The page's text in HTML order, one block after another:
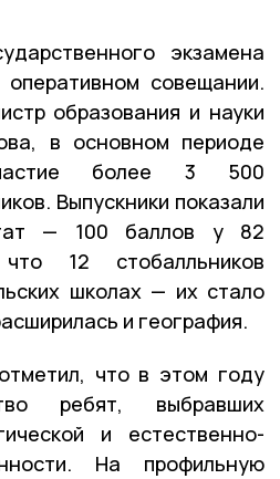
экзамена
оперативном совещании.
образования и науки
в основном периоде
более 3 500
Выпускники показали
— 100 баллов у 82
12 стобалльников
школах — их стало
и география.
что в этом году
ребят, выбравших
и естественно-
На профильную